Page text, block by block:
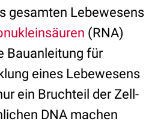
gesamten Lebewesens
(RNA)
Bauanleitung für
eines Lebewesens
ein Bruchteil der Zell-
DNA machen